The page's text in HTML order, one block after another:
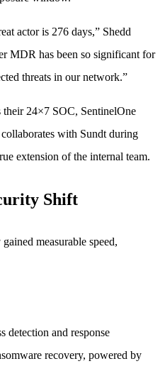
actor is 276 days,” Shedd
MDR has been so significant for
threats in our network.”
24×7 SOC, SentinelOne
with Sundt during
extension of the internal team.
Shift
measurable speed,
detection and response
recovery, powered by